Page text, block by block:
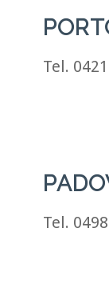
Tel.
Tel.